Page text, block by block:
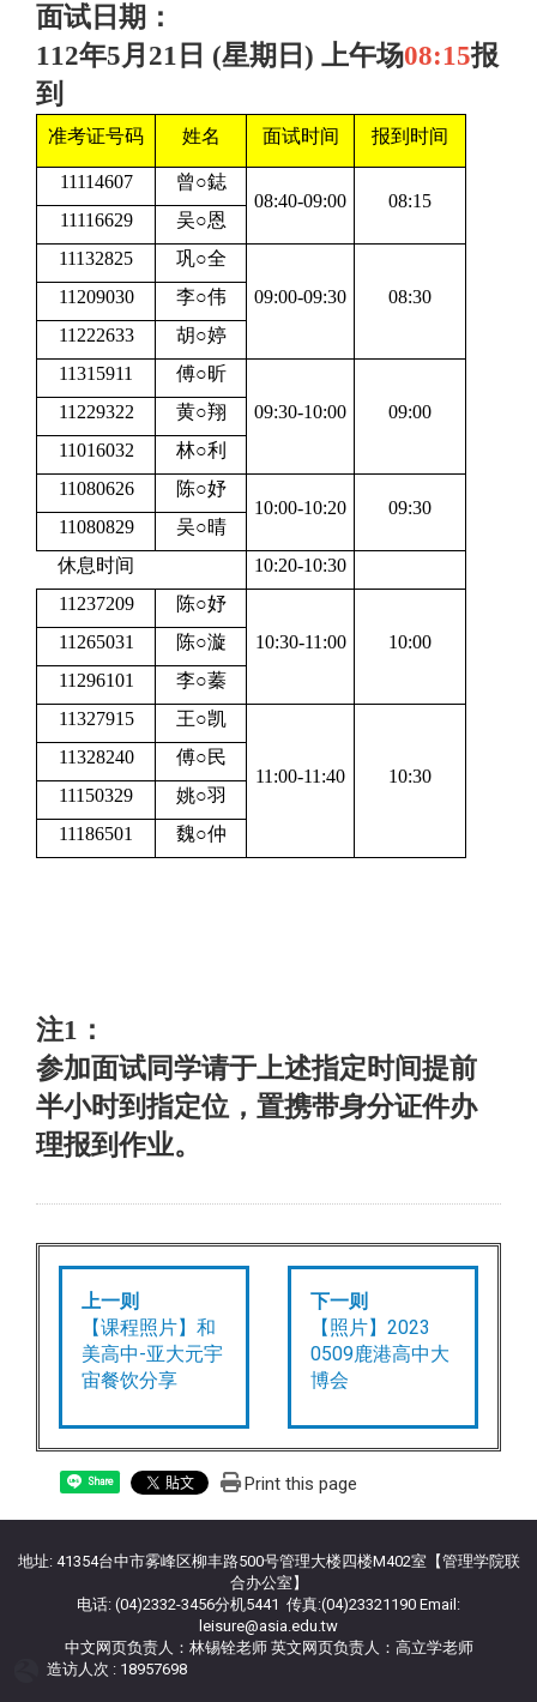
面试日期：
112年5月21日 (星期日) 上午场08:15报
到
准考证号码 姓名 面试时间 报到时间
11114607
曾○鋕
08:40-09:00
08:15
11116629
吴○恩
11132825
巩○全
09:00-09:30
08:30
11209030
李○伟
11222633
胡○婷
11315911
傅○昕
09:30-10:00
09:00
11229322
黄○翔
11016032
林○利
11080626
陈○妤
10:00-10:20
09:30
11080829
吴○晴
休息时间
10:20-10:30
11237209
陈○妤
10:30-11:00
10:00
11265031
陈○漩
11296101
李○蓁
11327915
王○凯
11:00-11:40 10:30
11328240
傅○民
11150329
姚○羽
11186501
魏○仲
注1 ：
参加面试同学请于上述指定时间提前
半小时到指定位，置携带身分证件办
理报到作业。
上一则
【课程照片】和
美高中-亚大元宇
宙餐饮分享
下一则
【照片】2023
0509鹿港高中大
博会
Share Print this page
地址: 41354台中市雾峰区柳丰路500号管理大楼四楼M402室【管理学院联
合办公室】
电话: (04)2332-3456分机5441 传真:(04)23321190 Email:
leisure@asia.edu.tw
中文网页负责人：林锡铨老师 英文网页负责人：高立学老师
造访人次 : 18957698